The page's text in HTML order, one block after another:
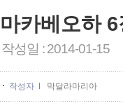
마카베오하 6
작성일 : 2014-01-
작성자 막달라마리아